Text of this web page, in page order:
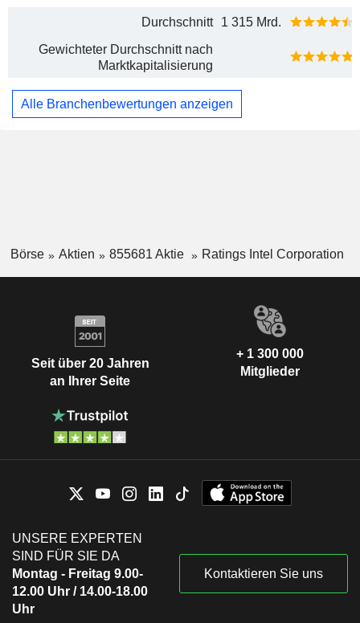
Durchschnitt
1 315 Mrd.
Gewichteter Durchschnitt nach
Marktkapitalisierung
Alle Branchenbewertungen anzeigen
Börse Aktien 855681 Aktie Ratings Intel Corporation
Seit über 20 Jahren
an Ihrer Seite
+ 1 300 000
Mitglieder
UNSERE EXPERTEN
SIND FÜR SIE DA
Montag - Freitag 9.00-
12.00 Uhr / 14.00-18.00
Uhr
Kontaktieren Sie uns